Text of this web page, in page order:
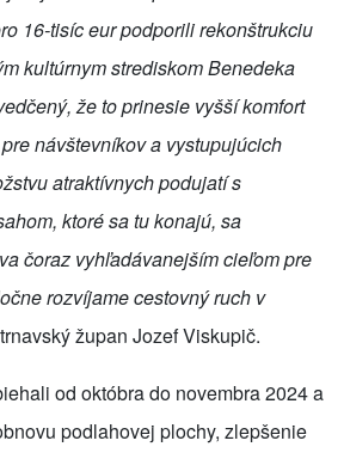
16-tisíc eur podporili rekonštrukciu
kultúrnym strediskom Benedeka
že to prinesie vyšší komfort
návštevníkov a vystupujúcich
atraktívnych podujatí s
ktoré sa tu konajú, sa
čoraz vyhľadávanejším cieľom pre
rozvíjame cestovný ruch v
župan Jozef Viskupič.
od októbra do novembra 2024 a
podlahovej plochy, zlepšenie